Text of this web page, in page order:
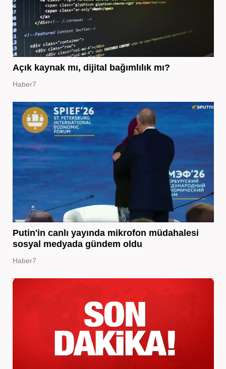
Açık kaynak mı, dijital bağımlılık mı?
Haber7
Putin'in canlı yayında mikrofon müdahalesi
sosyal medyada gündem oldu
Haber7